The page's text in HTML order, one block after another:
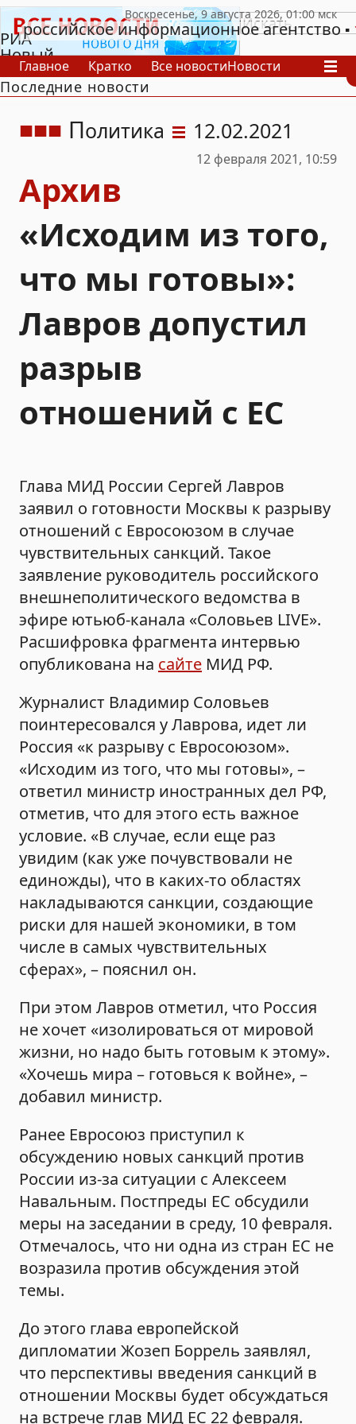
РИА
Новый
День
российское информационное агентство
Главное Кратко Все новостиНовости
В России
В мире
Последние новости
Политика 12.02.2021
12 февраля 2021, 10:59
Архив
«Исходим из того,
что мы готовы»:
Лавров допустил
разрыв
отношений с ЕС
Глава МИД России Сергей Лавров
заявил о готовности Москвы к разрыву
отношений с Евросоюзом в случае
чувствительных санкций. Такое
заявление руководитель российского
внешнеполитического ведомства в
эфире ютьюб-канала «Соловьев LIVE».
Расшифровка фрагмента интервью
опубликована на сайте МИД РФ.
Журналист Владимир Соловьев
поинтересовался у Лаврова, идет ли
Россия «к разрыву с Евросоюзом».
«Исходим из того, что мы готовы», –
ответил министр иностранных дел РФ,
отметив, что для этого есть важное
условие. «В случае, если еще раз
увидим (как уже почувствовали не
единожды), что в каких-то областях
накладываются санкции, создающие
риски для нашей экономики, в том
числе в самых чувствительных
сферах», – пояснил он.
При этом Лавров отметил, что Россия
не хочет «изолироваться от мировой
жизни, но надо быть готовым к этому».
«Хочешь мира – готовься к войне», –
добавил министр.
Ранее Евросоюз приступил к
обсуждению новых санкций против
России из-за ситуации с Алексеем
Навальным. Постпреды ЕС обсудили
меры на заседании в среду, 10 февраля.
Отмечалось, что ни одна из стран ЕС не
возразила против обсуждения этой
темы.
До этого глава европейской
дипломатии Жозеп Боррель заявлял,
что перспективы введения санкций в
отношении Москвы будет обсуждаться
на встрече глав МИД ЕС 22 февраля.